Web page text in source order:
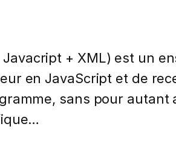
+ XML) est un
en JavaScript et de
sans pour